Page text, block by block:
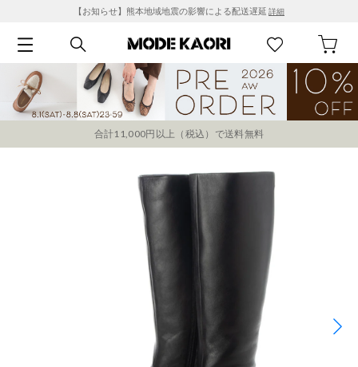
【お知らせ】熊本地域地震の影響による配送遅延 詳細
合計11,000円以上（税込）で送料無料